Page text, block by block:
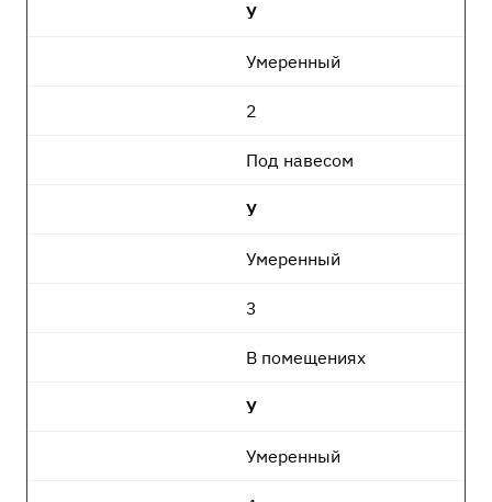
У
Умеренный
2
Под навесом
У
Умеренный
3
В помещениях
У
Умеренный